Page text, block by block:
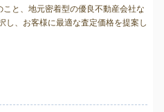
と、地元密着型の優良不動産会社な
し、お客様に最適な査定価格を提案し